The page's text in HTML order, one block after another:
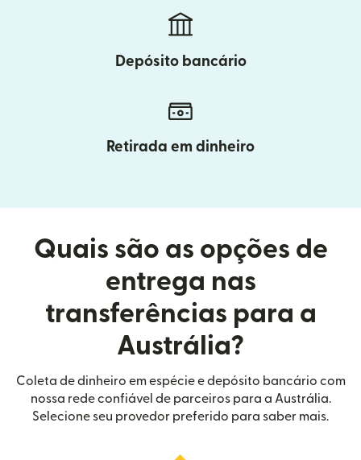
Depósito bancário
Retirada em dinheiro
Quais são as opções de
entrega nas
transferências para a
Austrália?
Coleta de dinheiro em espécie e depósito bancário com
nossa rede confiável de parceiros para a Austrália.
Selecione seu provedor preferido para saber mais.